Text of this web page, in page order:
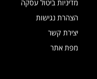
מדיניות ביטול עסקה
הצהרת נגישות
יצירת קשר
מפת אתר